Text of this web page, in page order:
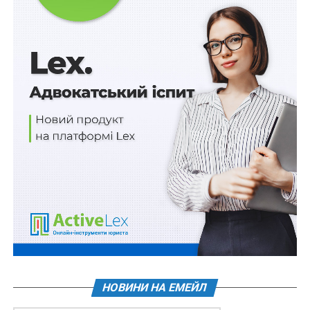
Схожі статті:
70 млн грн на антидроновий захист Сум
Проекти організації території об’єктів
заповідного фонду лишаються чинними на час
419 млн грн виділено на зарплати в шести
обласних військових адміністраціях
900 млн грн гранту на оборонні розробки - не
лише резидентам
50 млн грн - компенсація витрат на участь у
ПОВ'ЯЗАНІ ТЕМИ:
МІНРЕГІОН УКРАЇНИ
НОВИНИ НА ЕМЕЙЛ